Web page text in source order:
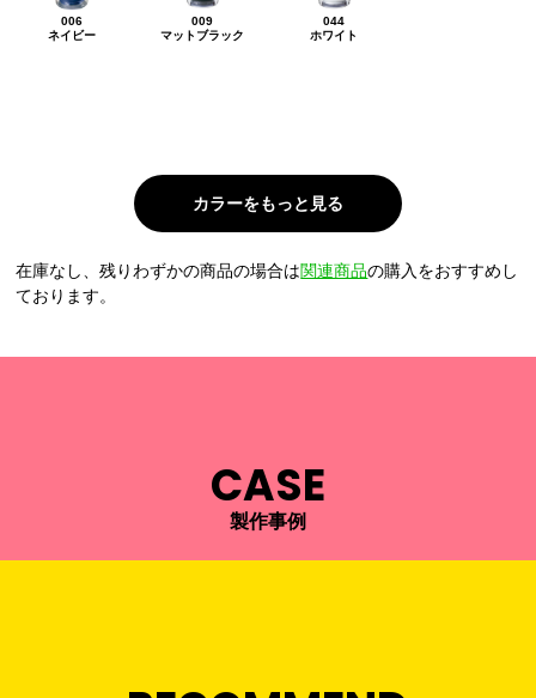
006
ネイビー
009
マットブラック
044
ホワイト
在庫なし、残りわずかの商品の場合は関連商品の購入をおすすめし
ております。
CASE
製作事例